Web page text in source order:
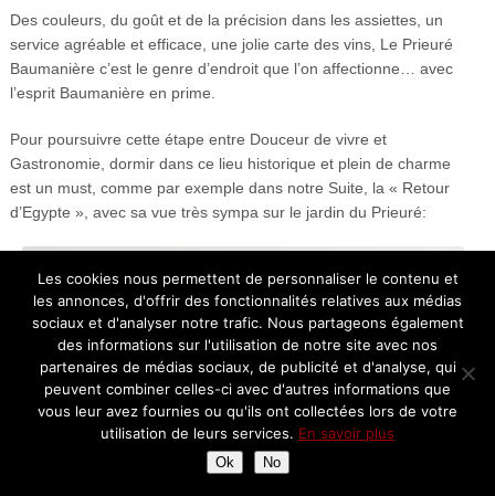
Des couleurs, du goût et de la précision dans les assiettes, un
service agréable et efficace, une jolie carte des vins, Le Prieuré
Baumanière c’est le genre d’endroit que l’on affectionne… avec
l’esprit Baumanière en prime.
Pour poursuivre cette étape entre Douceur de vivre et
Gastronomie, dormir dans ce lieu historique et plein de charme
est un must, comme par exemple dans notre Suite, la « Retour
d’Egypte », avec sa vue très sympa sur le jardin du Prieuré:
Les cookies nous permettent de personnaliser le contenu et
les annonces, d'offrir des fonctionnalités relatives aux médias
sociaux et d'analyser notre trafic. Nous partageons également
des informations sur l'utilisation de notre site avec nos
partenaires de médias sociaux, de publicité et d'analyse, qui
peuvent combiner celles-ci avec d'autres informations que
vous leur avez fournies ou qu'ils ont collectées lors de votre
utilisation de leurs services. En savoir plus
Ok No